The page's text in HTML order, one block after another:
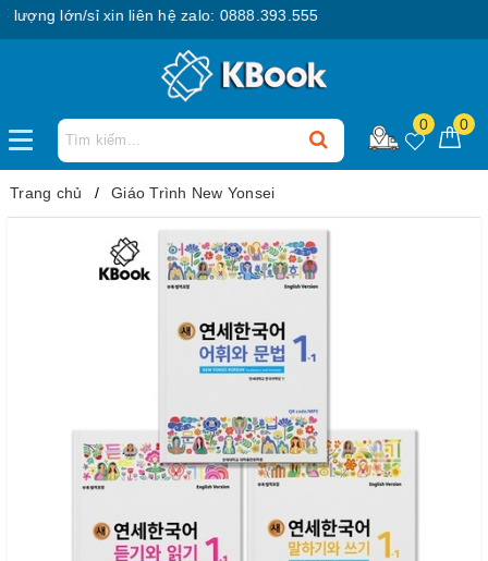
lớn/sỉ xin liên hệ zalo: 0888.393.555
0 0
Trang chủ Giáo Trình New Yonsei